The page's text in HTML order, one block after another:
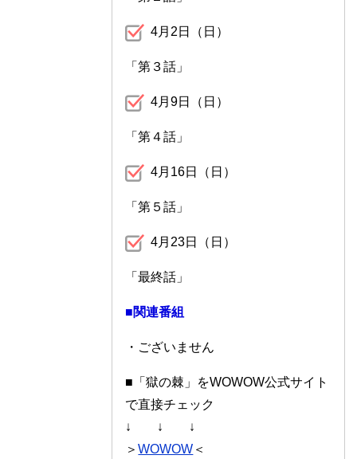
4月2日（日）
「第３話」
4月9日（日）
「第４話」
4月16日（日）
「第５話」
4月23日（日）
「最終話」
■関連番組
・ございません
■「獄の棘」をWOWOW公式サイト
で直接チェック
↓ ↓ ↓
＞WOWOW ＜